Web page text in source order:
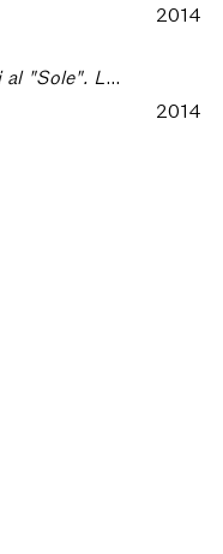
2014
del Sole 24 ore – Moda Arte Storia Società. Omaggio a Grazietta Butazzi
2014